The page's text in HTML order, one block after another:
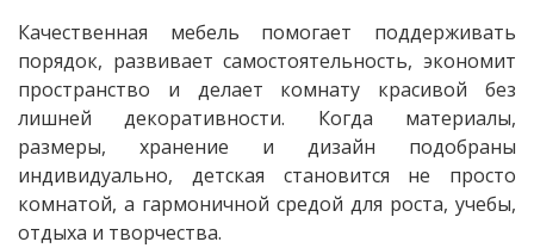
Качественная мебель помогает поддерживать
порядок, развивает самостоятельность, экономит
пространство и делает комнату красивой без
лишней декоративности. Когда материалы,
размеры, хранение и дизайн подобраны
индивидуально, детская становится не просто
комнатой, а гармоничной средой для роста, учебы,
отдыха и творчества.